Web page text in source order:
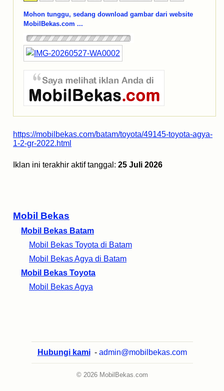
Mobil Bekas
Mobil Bekas Batam
Mobil Bekas Toyota di Batam
Mobil Bekas Agya di Batam
Mobil Bekas Toyota
Mobil Bekas Agya
Mohon tunggu, sedang download gambar dari website
MobilBekas.com ...
https://mobilbekas.com/batam/toyota/49145-toyota-agya-
1-2-gr-2022.html
Iklan ini terakhir aktif tanggal: 25 Juli 2026
Hubungi kami - admin@mobilbekas.com
© 2026 MobilBekas.com